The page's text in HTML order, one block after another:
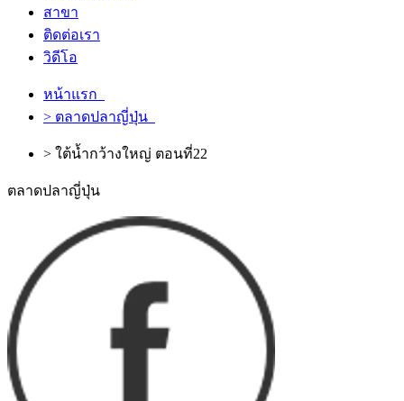
สาขา
ติดต่อเรา
วิดีโอ
หน้าแรก
> ตลาดปลาญี่ปุ่น
> ใต้น้ำกว้างใหญ่ ตอนที่22
ตลาดปลาญี่ปุ่น